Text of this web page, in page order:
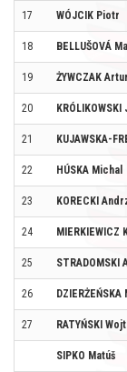
17 WÓJCIK Piotr
18 BELLUŠOVÁ
19 ŻYWCZAK Artur
20
21 KUJAWSKA-
22 HÚSKA Michal
23 KORECKI
24 MIERKIEWICZ
25 STRADOMSKI
26
27 RATYŃSKI
SIPKO Matúš